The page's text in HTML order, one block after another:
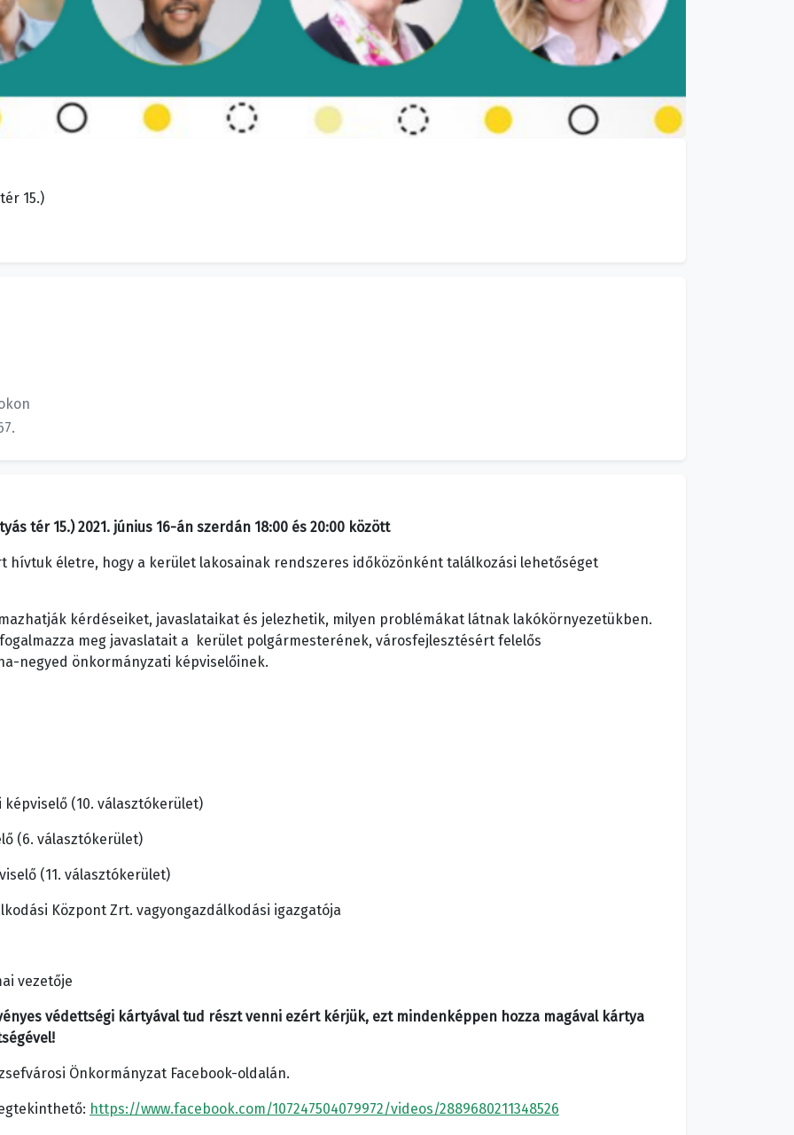
15.)
tér 15.) 2021. június 16-án szerdán 18:00 és 20:00 között
hívtuk életre, hogy a kerület lakosainak rendszeres időközönként találkozási lehetőséget
kérdéseiket, javaslataikat és jelezhetik, milyen problémákat látnak lakókörnyezetükben.
meg javaslatait a kerület polgármesterének, városfejlesztésért felelős
negyed önkormányzati képviselőinek.
(10. választókerület)
(6. választókerület)
(11. választókerület)
Központ Zrt. vagyongazdálkodási igazgatója
vezetője
védettségi kártyával tud részt venni ezért kérjük, ezt mindenképpen hozza magával kártya
Önkormányzat Facebook-oldalán.
https://www.facebook.com/107247504079972/videos/2889680211348526